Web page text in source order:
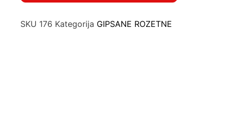
SKU 176 Kategorija GIPSANE ROZETNE